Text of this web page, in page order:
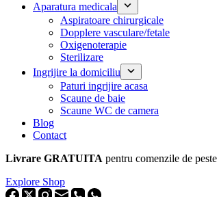
Aparatura medicala
Aspiratoare chirurgicale
Dopplere vasculare/fetale
Oxigenoterapie
Sterilizare
Ingrijire la domiciliu
Paturi ingrijire acasa
Scaune de baie
Scaune WC de camera
Blog
Contact
Livrare GRATUITA pentru comenzile de peste
Explore Shop